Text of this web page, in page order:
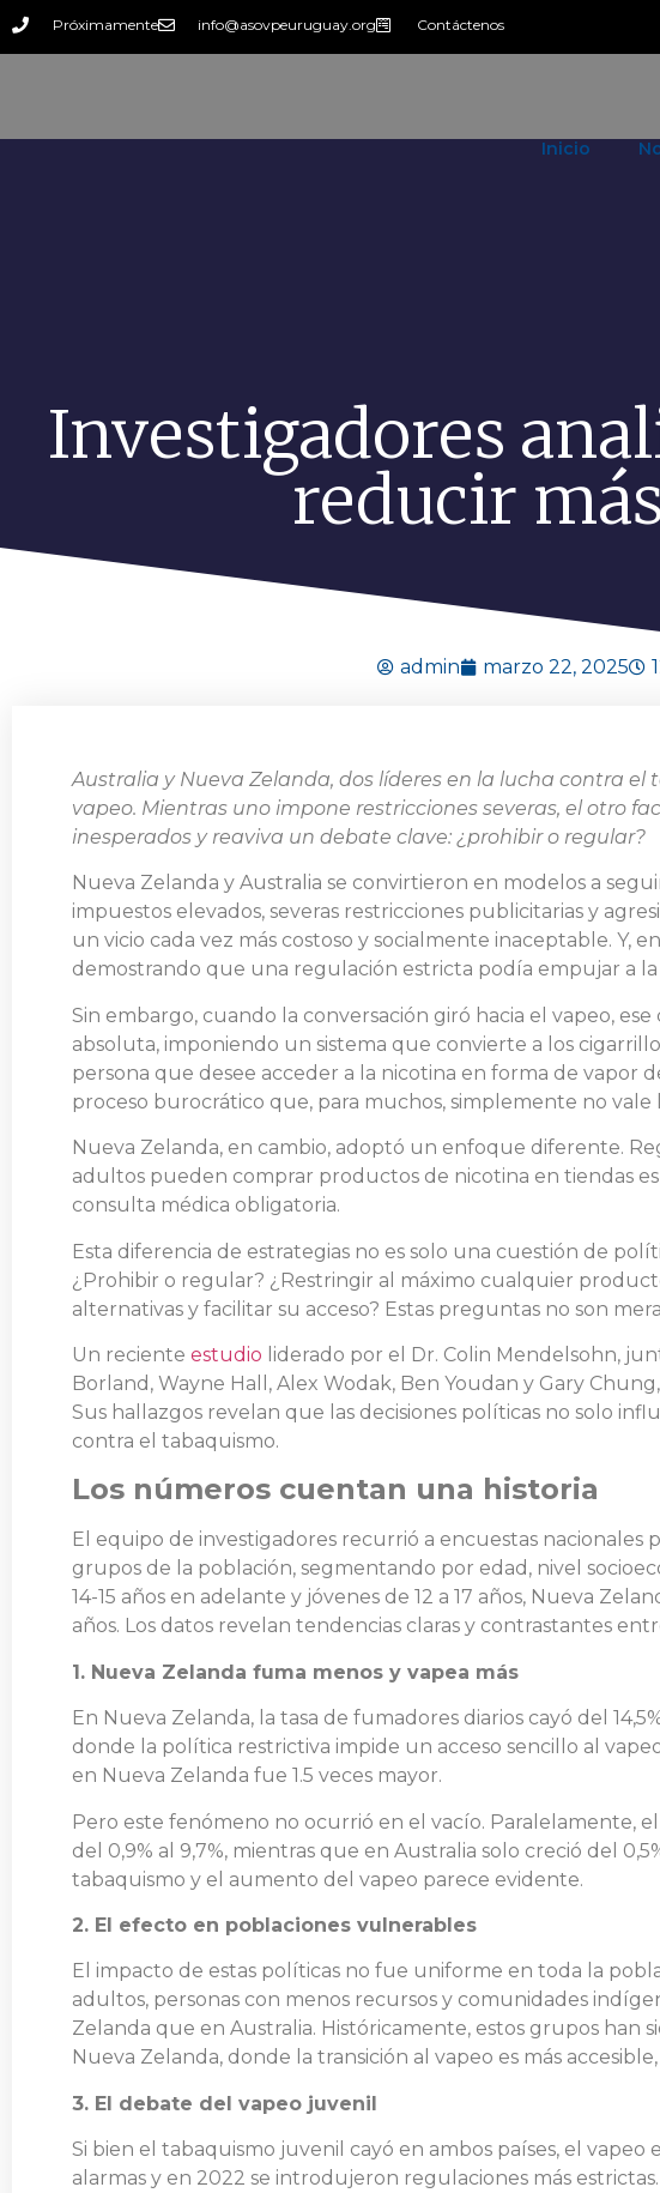
Próximamente info@asovpeuruguay.org Contáctenos
Inicio
Investigadores
reducir
admin marzo 22, 2025
Australia y Nueva Zelanda, dos líderes en la lucha contra
vapeo. Mientras uno impone restricciones severas, el otro
inesperados y reaviva un debate clave: ¿prohibir o regular?
Nueva Zelanda y Australia se convirtieron en modelos a
impuestos elevados, severas restricciones publicitarias y
un vicio cada vez más costoso y socialmente inaceptable. Y,
demostrando que una regulación estricta podía empujar a la
Sin embargo, cuando la conversación giró hacia el vapeo,
absoluta, imponiendo un sistema que convierte a los
persona que desee acceder a la nicotina en forma de
proceso burocrático que, para muchos, simplemente no vale
Nueva Zelanda, en cambio, adoptó un enfoque diferente.
adultos pueden comprar productos de nicotina en tiendas
consulta médica obligatoria.
Esta diferencia de estrategias no es solo una cuestión de
¿Prohibir o regular? ¿Restringir al máximo cualquier
alternativas y facilitar su acceso? Estas preguntas no son
Un reciente estudio liderado por el Dr. Colin Mendelsohn,
Borland, Wayne Hall, Alex Wodak, Ben Youdan y Gary
Sus hallazgos revelan que las decisiones políticas no solo
contra el tabaquismo.
Los números cuentan una historia
El equipo de investigadores recurrió a encuestas
grupos de la población, segmentando por edad, nivel
14-15 años en adelante y jóvenes de 12 a 17 años, Nueva
años. Los datos revelan tendencias claras y contrastantes
1. Nueva Zelanda fuma menos y vapea más
En Nueva Zelanda, la tasa de fumadores diarios cayó del
donde la política restrictiva impide un acceso sencillo al
en Nueva Zelanda fue 1.5 veces mayor.
Pero este fenómeno no ocurrió en el vacío. Paralelamente,
del 0,9% al 9,7%, mientras que en Australia solo creció del
tabaquismo y el aumento del vapeo parece evidente.
2. El efecto en poblaciones vulnerables
El impacto de estas políticas no fue uniforme en toda la
adultos, personas con menos recursos y comunidades
Zelanda que en Australia. Históricamente, estos grupos han
Nueva Zelanda, donde la transición al vapeo es más
3. El debate del vapeo juvenil
Si bien el tabaquismo juvenil cayó en ambos países, el
alarmas y en 2022 se introdujeron regulaciones más